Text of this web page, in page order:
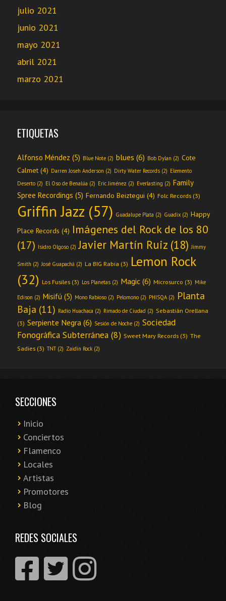
julio 2021
junio 2021
mayo 2021
abril 2021
marzo 2021
ETIQUETAS
Alfonso Méndez (5) Blue Note (2) blues (6) Bob Dylan (2) Cote
Calmet (4) Darren Joseh Anderson (2) Dirty Water Records (2) Elemento
Deserto (2) El Oso de Benalúa (2) Eric Jiménez (2) Everlasting (2) Family
Spree Recordings (5) Fernando Beiztegui (4) Folc Records (3)
Griffin Jazz (57) Guadalupe Plata (2) Guadix (2) Happy
Place Records (4) Imágenes del Rock de los 80
(17) Isidro Olgoso (2) Javier Martín Ruiz (18) Jimmy
Smith (2) José Guapachá (2) La BIG Rabia (3) Lemon Rock
(32) Los Fusiles (3) Los Planetas (2) Magic (6) Microsurco (3) Mike
Edison (2) Misifú (5) Mono Rabioso (2) Pelomono (2) PHISQA (2) Planta
Baja (11) Radio Huachaca (2) Rimado de Ciudad (2) Sebastián Orellana
(3) Serpiente Negra (6) Sesión de Noche (2) Sociedad
Fonográfica Subterránea (8) Sweet Mary Records (3) The
Sadies (3) TNT(2) Zaidín Rock (2)
SECCIONES
Inicio
Conciertos
Flamenco
Locales
Artistas
Promotores
Blog
REDES SOCIALES